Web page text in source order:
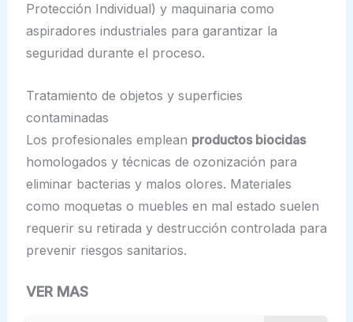
Protección Individual) y maquinaria como
aspiradores industriales para garantizar la
seguridad durante el proceso.
Tratamiento de objetos y superficies
contaminadas
Los profesionales emplean productos biocidas
homologados y técnicas de ozonización para
eliminar bacterias y malos olores. Materiales
como moquetas o muebles en mal estado suelen
requerir su retirada y destrucción controlada para
prevenir riesgos sanitarios.
VER MAS